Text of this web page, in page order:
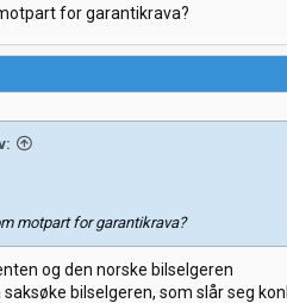
for garantikrava?
motpart for garantikrava?
og den norske bilselgeren
bilselgeren, som slår seg